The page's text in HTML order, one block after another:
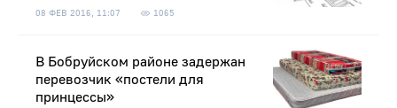
08 ФЕВ 2016, 11:07 1065
В Бобруйском районе задержан
перевозчик «постели для
принцессы»